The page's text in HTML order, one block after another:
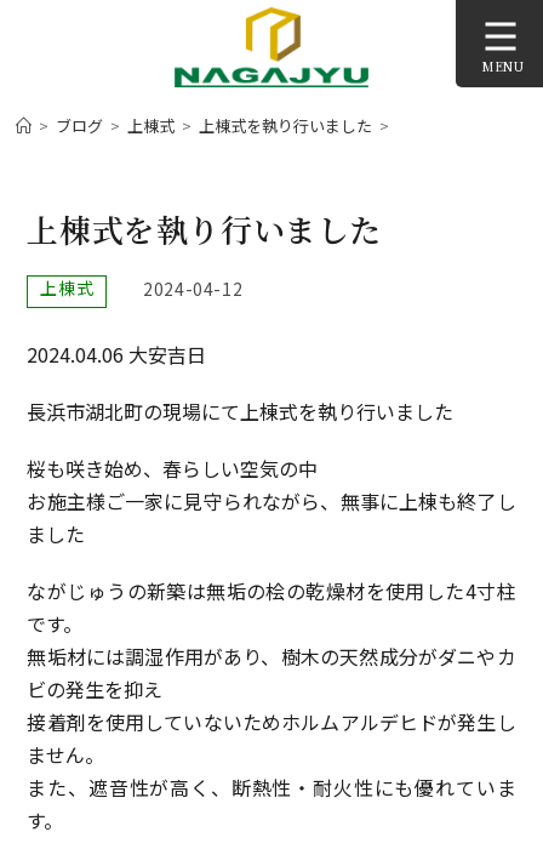
MENU
> ブログ > 上棟式 > 上棟式を執り行いました >
上棟式を執り行いました
投
稿
テ
リ
ー:
上棟式
投
開
2024-04-12
⁡2024.04.06 大安吉日
長浜市湖北町の現場にて上棟式を執り行いました
桜も咲き始め、春らしい空気の中
お施主様ご一家に見守られながら、無事に上棟も終了し
ました
ながじゅうの新築は無垢の桧の乾燥材を使用した4寸柱
です。
無垢材には調湿作用があり、樹木の天然成分がダニやカ
ビの発生を抑え
接着剤を使用していないためホルムアルデヒドが発生し
ません。
また、遮音性が高く、断熱性・耐火性にも優れていま
す。